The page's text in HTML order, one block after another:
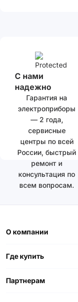
С нами
надежно
Гарантия на
электроприборы
— 2 года,
сервисные
центры по всей
России, быстрый
ремонт и
консультация по
всем вопросам.
О компании
Где купить
Партнерам